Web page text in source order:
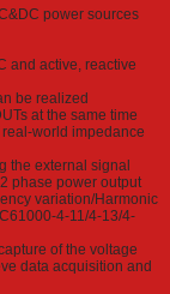
power sources
and active, reactive
be realized
at the same time
world impedance
the external signal
phase power output
variation/Harmonic
4-11/4-13/4-
of the voltage
data acquisition and